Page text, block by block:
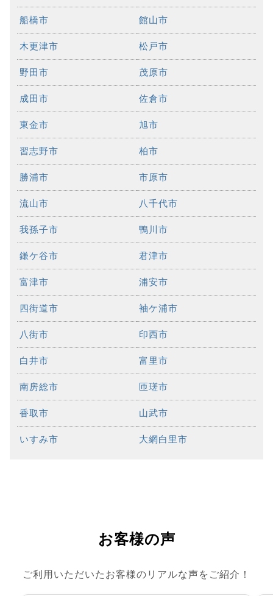
船橋市 館山市
木更津市 松戸市
野田市 茂原市
成田市 佐倉市
東金市 旭市
習志野市 柏市
勝浦市 市原市
流山市 八千代市
我孫子市 鴨川市
鎌ケ谷市 君津市
富津市 浦安市
四街道市 袖ケ浦市
八街市 印西市
白井市 富里市
南房総市 匝瑳市
香取市 山武市
いすみ市 大網白里市
お客様の声
ご利用いただいたお客様のリアルな声をご紹介！